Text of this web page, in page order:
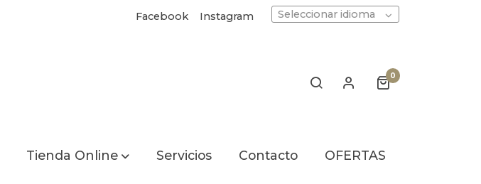
Facebook Instagram Seleccionar idioma
0
Tienda Online Servicios Contacto OFERTAS